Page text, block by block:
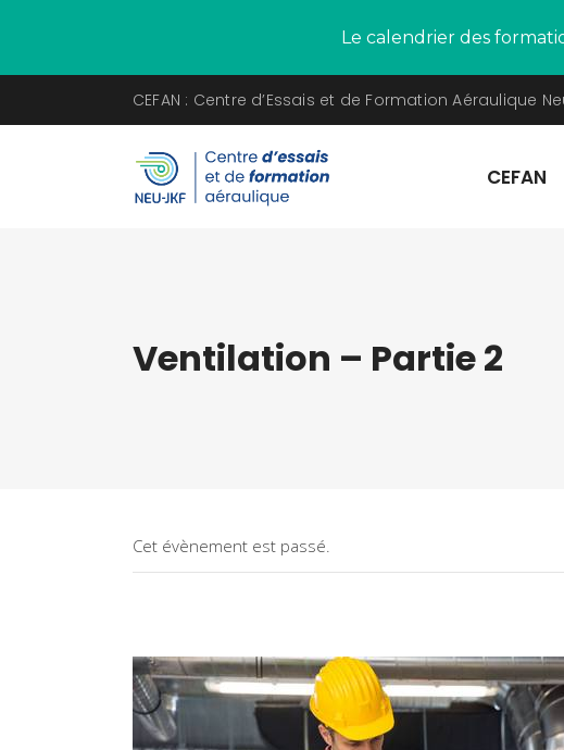
CEFAN : Centre d’Essais et de Formation Aéraulique
CEFAN
Ventilation – Partie 2
Cet évènement est passé.
Le calendrier des